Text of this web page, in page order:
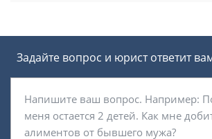
Задайте вопрос и юрист ответит